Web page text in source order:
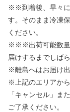
※※到着後、早々に
す。そのまま冷凍
ください。
※※※出荷可能数量
届けするまでしば
※離島へはお届け出
※上記のエリアか
「キャンセル」ま
ご了承ください。